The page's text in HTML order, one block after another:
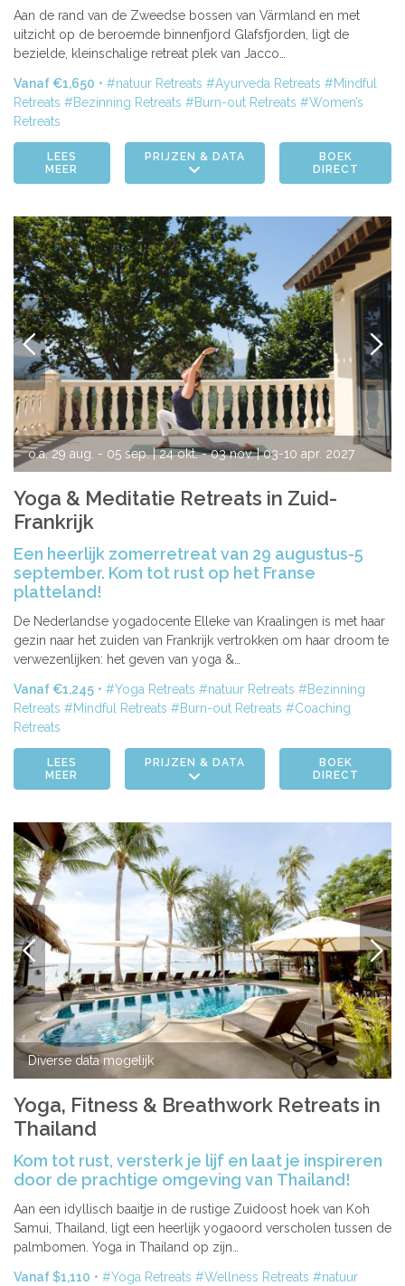
| 09-16 mei 2027 | 23-30 mei 2027 | 06-13 jun. 2027
| 20-27 jun. 2027 | 22-29 aug. 2027
Aan de rand van de Zweedse bossen van Värmland en met
uitzicht op de beroemde binnenfjord Glafsfjorden, ligt de
bezielde, kleinschalige retreat plek van Jacco…
Vanaf €1,650 natuur Retreats Ayurveda Retreats
Mindful
Retreats
Bezinning Retreats Burn-out Retreats
Women’s
Retreats
LEES
MEER
PRIJZEN & DATA
BOEK
DIRECT
VORIGE
o.a.29 aug. - 05 sep.| 24 okt. - 03 nov.| 03-10 apr. 2027
| 28 aug. - 04 sep. 2027 | 11-18 sep. 2027
| 25 sep. - 05 okt. 2027
Yoga & Meditatie Retreats in Zuid-
Frankrijk
Een heerlijk zomerretreat van 29 augustus-5
september. Kom tot rust op het Franse
platteland!
De Nederlandse yogadocente Elleke van Kraalingen is met haar
gezin naar het zuiden van Frankrijk vertrokken om haar droom te
verwezenlijken: het geven van yoga &…
Vanaf €1,245 Yoga Retreats natuur Retreats
Bezinning
Retreats
Mindful Retreats Burn-out Retreats
Coaching
Retreats
LEES
MEER
PRIJZEN & DATA
BOEK
DIRECT
VORIGE
Diverse data mogelijk
Yoga, Fitness & Breathwork Retreats in
Thailand
Kom tot rust, versterk je lijf en laat je inspireren
door de prachtige omgeving van Thailand!
Aan een idyllisch baaitje in de rustige Zuidoost hoek van Koh
Samui, Thailand, ligt een heerlijk yogaoord verscholen tussen de
palmbomen. Yoga in Thailand op zijn…
Vanaf $1,110 Yoga Retreats Wellness Retreats
natuur